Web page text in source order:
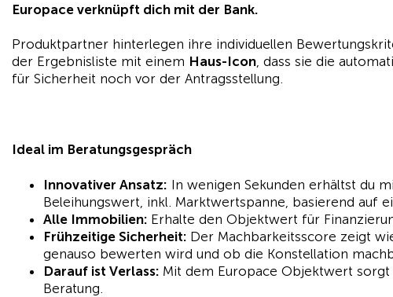
Europace verknüpft dich mit der Bank.
Produktpartner hinterlegen ihre individuellen
der Ergebnisliste mit einem Haus-Icon, dass sie die
für Sicherheit noch vor der Antragsstellung.
Ideal im Beratungsgespräch
Innovativer Ansatz: In wenigen Sekunden erhältst du
Beleihungswert, inkl. Marktwertspanne, basierend auf
Alle Immobilien: Erhalte den Objektwert für
Frühzeitige Sicherheit: Der Machbarkeitsscore zeigt
genauso bewerten wird und ob die Konstellation
Darauf ist Verlass: Mit dem Europace Objektwert
Beratung.